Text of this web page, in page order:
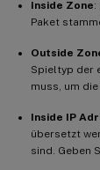
Inside Zone:
Paket
Outside
Spieltyp der
muss, um
Inside IP
übersetzt
sind. Geben